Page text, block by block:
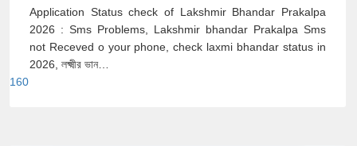
Application Status check of Lakshmir Bhandar Prakalpa
2026 : Sms Problems, Lakshmir bhandar Prakalpa Sms
not Receved o your phone, check laxmi bhandar status in
2026, লক্ষ্মীর ভান…
160